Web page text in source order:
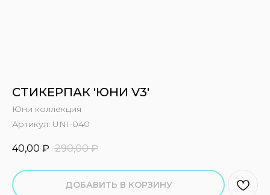
СТИКЕРПАК 'ЮНИ V3'
Юни коллекция
Артикул: UNI-040
40,00 ₽ 290,00 ₽
ДОБАВИТЬ В КОРЗИНУ